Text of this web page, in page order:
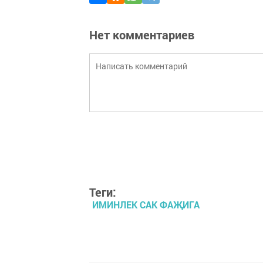
Нет комментариев
Теги:
ИМИНЛЕК САК ФАҖИГА